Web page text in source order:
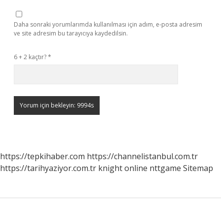
Daha sonraki yorumlarımda kullanılması için adım, e-posta adresim
ve site adresim bu tarayıcıya kaydedilsin.
6 + 2 kaçtır?*
https://tepkihaber.com https://channelistanbul.com.tr
https://tarihyaziyor.com.tr knight online nttgame Sitemap